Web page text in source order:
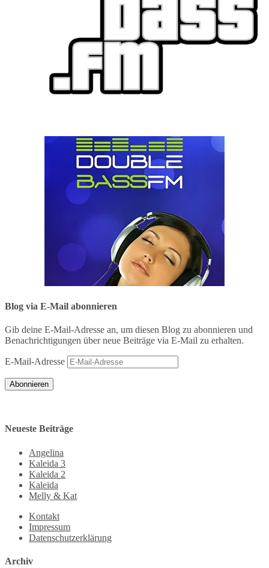
Blog via E-Mail abonnieren
Gib deine E-Mail-Adresse an, um diesen Blog zu abonnieren und
Benachrichtigungen über neue Beiträge via E-Mail zu erhalten.
E-Mail-Adresse
Abonnieren
Neueste Beiträge
Angelina
Kaleida 3
Kaleida 2
Kaleida
Melly & Kat
Kontakt
Impressum
Datenschutzerklärung
Archiv